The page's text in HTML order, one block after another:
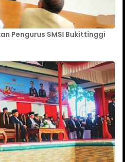
Pengurus SMSI Bukittinggi